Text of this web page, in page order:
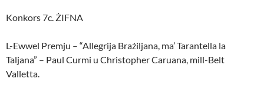
Konkors 7c. ŻIFNA
L-Ewwel Premju – “Allegrija Brażiljana, ma’ Tarantella la
Taljana” – Paul Curmi u Christopher Caruana, mill-Belt
Valletta.